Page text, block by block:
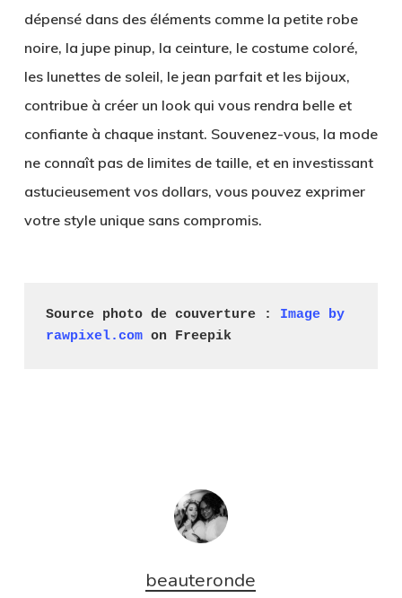
dépensé dans des éléments comme la petite robe
noire, la jupe pinup, la ceinture, le costume coloré,
les lunettes de soleil, le jean parfait et les bijoux,
contribue à créer un look qui vous rendra belle et
confiante à chaque instant. Souvenez-vous, la mode
ne connaît pas de limites de taille, et en investissant
astucieusement vos dollars, vous pouvez exprimer
votre style unique sans compromis.
Source photo de couverture : Image by
rawpixel.com on Freepik
beauteronde